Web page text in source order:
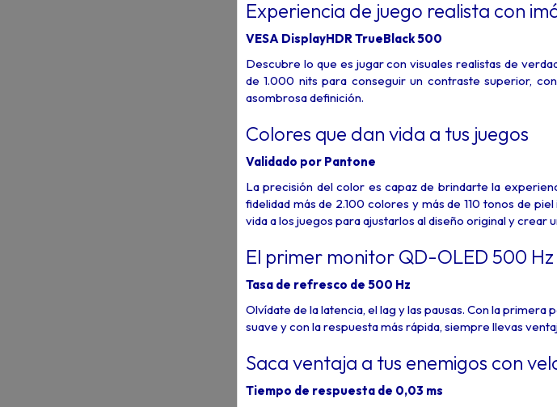
Experiencia de juego realista con
VESA DisplayHDR TrueBlack 500
Descubre lo que es jugar con visuales realistas de
de 1.000 nits para conseguir un contraste superior,
asombrosa definición.
Colores que dan vida a tus juegos
Validado por Pantone
La precisión del color es capaz de brindarte la
fidelidad más de 2.100 colores y más de 110 tonos de
vida a los juegos para ajustarlos al diseño original y crear
El primer monitor QD-OLED 500
Tasa de refresco de 500 Hz
Olvídate de la latencia, el lag y las pausas. Con la
suave y con la respuesta más rápida, siempre llevas
Saca ventaja a tus enemigos con
Tiempo de respuesta de 0,03 ms